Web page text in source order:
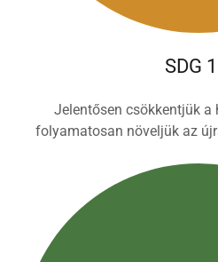
SDG
Jelentősen csökkentjük a
folyamatosan növeljük az